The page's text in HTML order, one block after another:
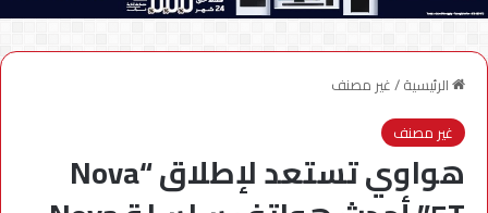
الرئيسية/غير مصنف
غير مصنف
هواوي تستعد لإطلاق “Nova